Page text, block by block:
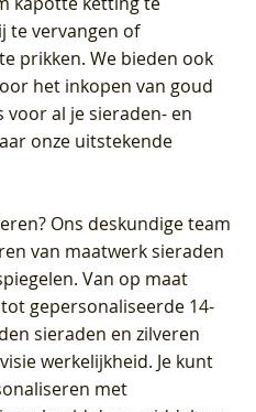
te vervangen of
prikken. We bieden ook
het inkopen van goud
al je sieraden- en
onze uitstekende
? Ons deskundige team
van maatwerk sieraden
Van op maat
gepersonaliseerde 14-
sieraden en zilveren
werkelijkheid. Je kunt
met